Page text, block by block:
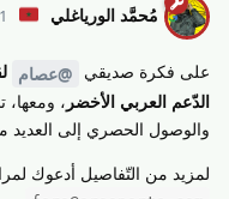
مُحمَّد الورياغلي 11
على فكرة صديقي @عصام
الدّعم العربي الأخضر ، ومعها،
والوصول الحصري إلى العديد
لمزيد من التّفاصيل أدعوك